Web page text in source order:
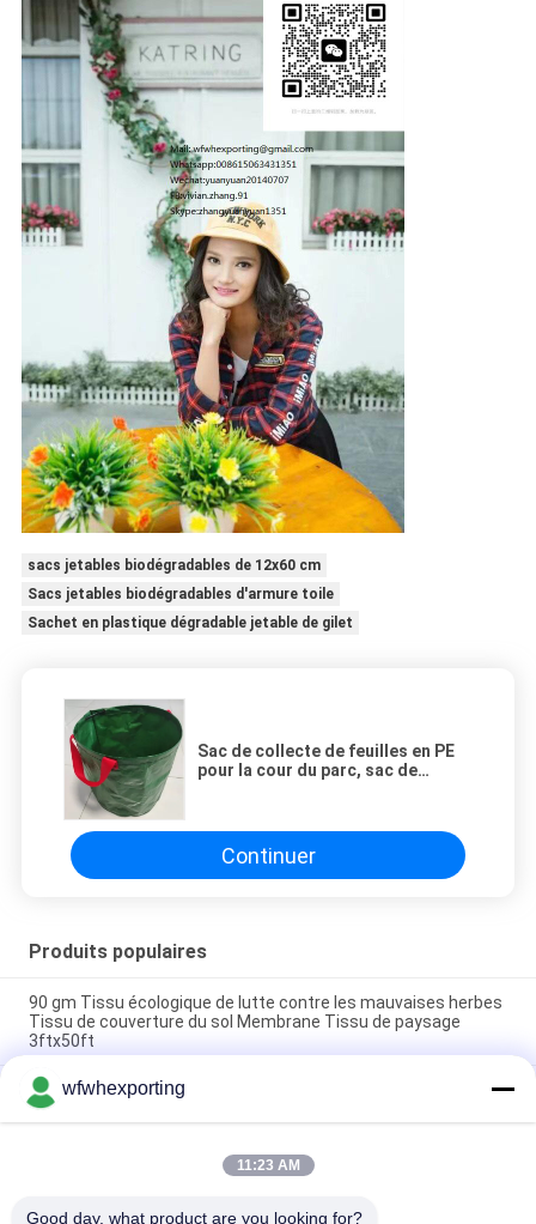
sacs jetables biodégradables de 12x60 cm
Sacs jetables biodégradables d'armure toile
Sachet en plastique dégradable jetable de gilet
Sac de collecte de feuilles en PE
pour la cour du parc, sac de
Continuer
Produits populaires
90 gm Tissu écologique de lutte contre les mauvaises herbes
Tissu de couverture du sol Membrane Tissu de paysage
3ftx50ft
Ruloir de couverture de terre en tissu noir Membrane anti-
herbe de lutte contre les mauvaises herbes Fabrique de
fourniture 80GSM 90GSM 100GSM
PP à haute perméabilité UV Mat de lutte contre les mauvaises
wfwhexporting
11:23 AM
Good day, what product are you looking for?